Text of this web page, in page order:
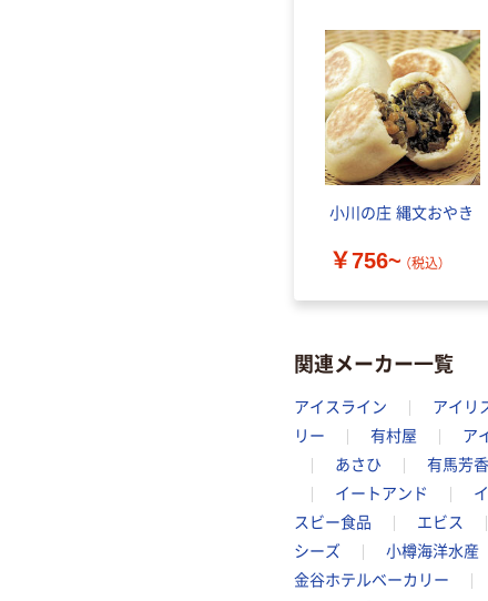
小川の庄 縄文おやき
￥756~ （税込）
関連メーカー一覧
アイスライン アイリ
リー
有村屋 ア
あさひ
有馬芳
イートアンド
スビー食品
エビス
シーズ
小樽海洋水産
金谷ホテルベーカリー